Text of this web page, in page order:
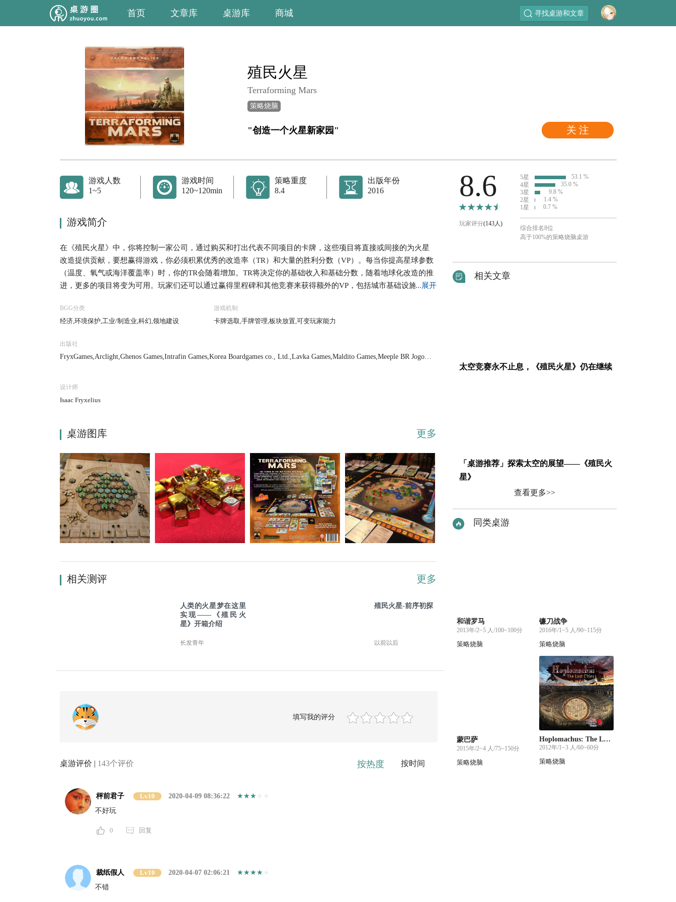
首页 文章库 桌游库 商城 寻找桌游和文章
关 注
殖民火星
Terraforming Mars
策略烧脑
"创造一个火星新家园"
游戏人数
1~5
游戏时间
120~120min
策略重度
8.4
出版年份
2016
游戏简介
在《殖民火星》中，你将控制一家公司，通过购买和打出代表不同项目的卡牌，这些项目将直接或间接的为火星
改造提供贡献，要想赢得游戏，你必须积累优秀的改造率（TR）和大量的胜利分数（VP）。每当你提高星球参数
（温度、氧气或海洋覆盖率）时，你的TR会随着增加。TR将决定你的基础收入和基础分数，随着地球化改造的推
进，更多的项目将变为可用。玩家们还可以通过赢得里程碑和其他竞赛来获得额外的VP，包括城市基础设施的建
阶段，在指令阶段，传递起始玩家标志并推进时代标志，在研发阶段，玩家们将会获得新的卡牌，购买项目。在
行动阶段，玩家们轮流将执行1-2个行动，直至所有玩家跳过。最后，在生产阶段，所有玩家根据玩家面板上的生
（覆盖率9）、温度超过冰点（+8 ˚C）时，游戏将会结束。 游戏结束时，获得最多VP的玩家将获得胜利，VP来自
于你的TR、你在版图上的板块、获得的奖励、达到的里程碑和你打出卡牌上的VP。
...展开
BGG分类
经济,环境保护,工业/制造业,科幻,领地建设
游戏机制
卡牌选取,手牌管理,板块放置,可变玩家能力
出版社
FryxGames,Arclight,Ghenos Games,Intrafin Games,Korea Boardgames co., Ltd.,Lavka Games,Maldito Games,Meeple BR Jogos,
设计师
Isaac Fryxelius
桌游图库 更多
相关测评 更多
人类的火星梦在这里
实现——《殖民火
星》开箱介绍
长发青年
殖民火星-前序初探
以前以后
填写我的评分
桌游评价 | 143个评价 按热度 按时间
枰前君子 Lv10
2020-04-09 08:36:22
不好玩
0 回复
裁纸假人 Lv10
2020-04-07 02:06:21
不错
8.6
玩家评分(143人)
5星
53.1 %
4星
35.0 %
3星
9.8 %
2星
1.4 %
1星
0.7 %
综合排名8位
高于100%的策略烧脑桌游
相关文章
太空竞赛永不止息，《殖民火星》仍在继续
「桌游推荐」探索太空的展望——《殖民火
星》
查看更多>>
同类桌游
和谐罗马
2013年/2~5 人/100~100分
策略烧脑
镰刀战争
2016年/1~5 人/90~115分
策略烧脑
蒙巴萨
2015年/2~4 人/75~150分
策略烧脑
Hoplomachus: The Lost Cities
2012年/1~3 人/60~60分
策略烧脑